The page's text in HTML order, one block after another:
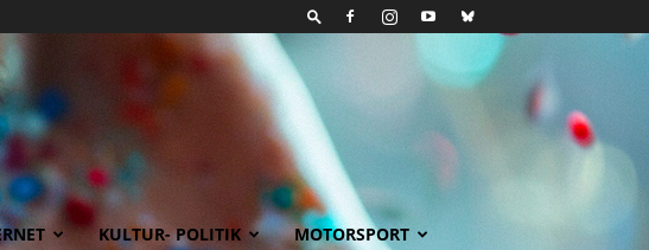
KULTUR- POLITIK MOTORSPORT